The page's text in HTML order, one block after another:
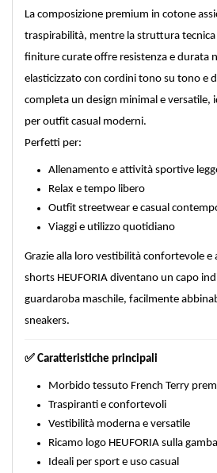
La composizione premium in cotone
traspirabilità, mentre la struttura
finiture curate offre resistenza e durata
elasticizzato con cordini tono su tono e
completa un design minimal e versatile,
per outfit casual moderni.
Perfetti per:
Allenamento e attività sportive
Relax e tempo libero
Outfit streetwear e casual
Viaggi e utilizzo quotidiano
Grazie alla loro vestibilità confortevole e
shorts HEUFORIA diventano un capo
guardaroba maschile, facilmente
sneakers.
✅ Caratteristiche principali
Morbido tessuto French Terry
Traspiranti e confortevoli
Vestibilità moderna e versatile
Ricamo logo HEUFORIA sulla gamba
Ideali per sport e uso casual